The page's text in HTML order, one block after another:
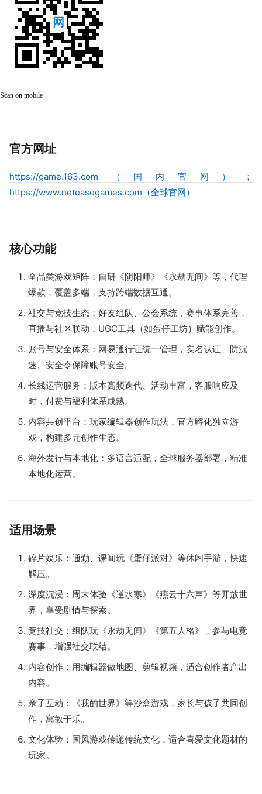
Scan on mobile
官方网址
https://game.163.com（国内官网）；
https://www.neteasegames.com（全球官网）
核心功能
全品类游戏矩阵：自研《阴阳师》《永劫无间》等，代理
爆款，覆盖多端，支持跨端数据互通。
社交与竞技生态：好友组队、公会系统，赛事体系完善，
直播与社区联动，UGC工具（如蛋仔工坊）赋能创作。
账号与安全体系：网易通行证统一管理，实名认证、防沉
迷、安全令保障账号安全。
长线运营服务：版本高频迭代、活动丰富，客服响应及
时，付费与福利体系成熟。
内容共创平台：玩家编辑器创作玩法，官方孵化独立游
戏，构建多元创作生态。
海外发行与本地化：多语言适配，全球服务器部署，精准
本地化运营。
适用场景
碎片娱乐：通勤、课间玩《蛋仔派对》等休闲手游，快速
解压。
深度沉浸：周末体验《逆水寒》《燕云十六声》等开放世
界，享受剧情与探索。
竞技社交：组队玩《永劫无间》《第五人格》，参与电竞
赛事，增强社交联结。
内容创作：用编辑器做地图、剪辑视频，适合创作者产出
内容。
亲子互动：《我的世界》等沙盒游戏，家长与孩子共同创
作，寓教于乐。
文化体验：国风游戏传递传统文化，适合喜爱文化题材的
玩家。